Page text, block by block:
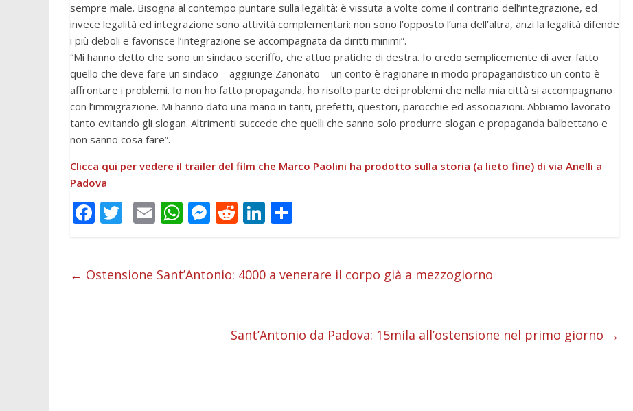
sempre male. Bisogna al contempo puntare sulla legalità: è vissuta a volte come il contrario dell’integrazione, ed
invece legalità ed integrazione sono attività complementari: non sono l’opposto l’una dell’altra, anzi la legalità difende
i più deboli e favorisce l’integrazione se accompagnata da diritti minimi”.
“Mi hanno detto che sono un sindaco sceriffo, che attuo pratiche di destra. Io credo semplicemente di aver fatto
quello che deve fare un sindaco – aggiunge Zanonato – un conto è ragionare in modo propagandistico un conto è
affrontare i problemi. Io non ho fatto propaganda, ho risolto parte dei problemi che nella mia città si accompagnano
con l’immigrazione. Mi hanno dato una mano in tanti, prefetti, questori, parocchie ed associazioni. Abbiamo lavorato
tanto evitando gli slogan. Altrimenti succede che quelli che sanno solo produrre slogan e propaganda balbettano e
non sanno cosa fare”.
Clicca qui per vedere il trailer del film che Marco Paolini ha prodotto sulla storia (a lieto fine) di via Anelli a
Padova
F
b
T
er
E
l
W
s
M
e
R
di
Li
e di
← Ostensione Sant’Antonio: 4000 a venerare il corpo già a mezzogiorno
Sant’Antonio da Padova: 15mila all’ostensione nel primo giorno →